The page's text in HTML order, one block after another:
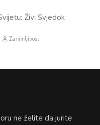
Živi Svjedok
Zanimljivosti
ne želite da jurite